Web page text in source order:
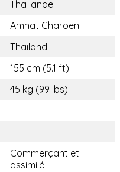
Thaïlande
Amnat Charoen
Thailand
155 cm (5.1 ft)
45 kg (99 lbs)
Commerçant et
assimilé